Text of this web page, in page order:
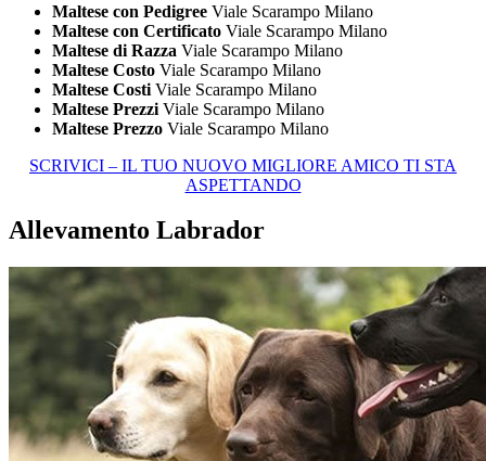
Maltese con Pedigree Viale Scarampo Milano
Maltese con Certificato Viale Scarampo Milano
Maltese di Razza Viale Scarampo Milano
Maltese Costo Viale Scarampo Milano
Maltese Costi Viale Scarampo Milano
Maltese Prezzi Viale Scarampo Milano
Maltese Prezzo Viale Scarampo Milano
SCRIVICI – IL TUO NUOVO MIGLIORE AMICO TI STA
ASPETTANDO
Allevamento Labrador